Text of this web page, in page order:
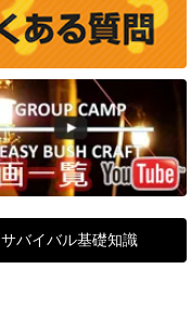
サバイバル基礎知識